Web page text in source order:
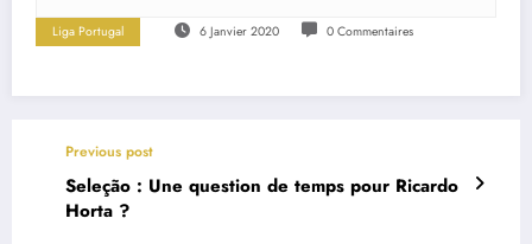
Liga Portugal 6 Janvier 2020 0 Commentaires
Previous post
Seleção : Une question de temps pour Ricardo
Horta ?